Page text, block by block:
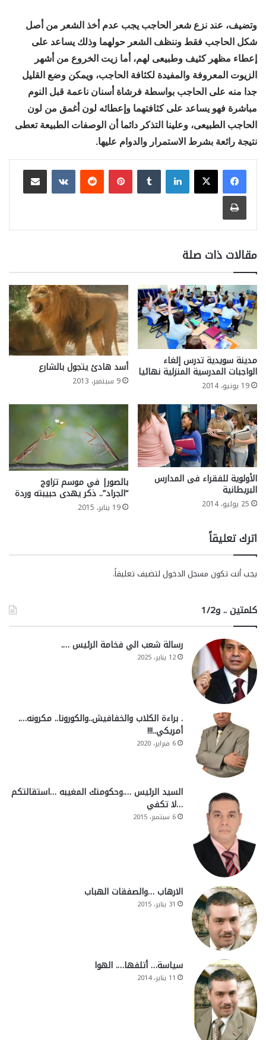
وتضيف، عند نزع شعر الحاجب يجب عدم أخذ الشعر من أصل
شكل الحاجب فقط وننظف الشعر حولهما وذلك يساعد على
إعطاء مظهر كثيف وطبيعى لهم، أما زيت الخروع من أشهر
الزيوت المعروفة والمفيدة لكثافة الحاجب، ويمكن وضع القليل
جدا منه على الحاجب بواسطة فرشاة أسنان ناعمة قبل النوم
مباشرة فهو يساعد على كثافتهما وإعطائه لون أغمق من لون
الحاجب الطبيعى، وعلينا التذكر دائما أن الوصفات الطبيعة تعطى
نتيجة رائعة بشرط الاستمرار والدوام عليها.
لينكدإن بينتيريست
مشاركة عبر البريد
طباعة
مقالات ذات صلة
مدينة سويدية تدرس إلغاء
الواجبات المدرسية المنزلية نهائيا
19 يونيو، 2014
أسد هادئ يتجول بالشارع
9 سبتمبر، 2013
الأولوية للفقراء فى المدارس
البريطانية
25 يوليو، 2014
بالصور| في موسم تزاوج
“الجراد”.. ذكر يهدى حبيبته وردة
19 يناير، 2015
اترك تعليقاً
يجب أنت تكون مسجل الدخول لتضيف تعليقاً.
كلمتين .. و1/2
رسالة شعب الي فخامة الرئيس ….
12 يناير، 2025
. براءة الكلاب والخفافيش..والكورونا.. مكرونه….
أمريكي..!!!
6 فبراير، 2020
السيد الرئيس ….وحكومتك المغيبه …استقالتكم
…لا تكفي
6 سبتمبر، 2015
الارهاب …والصفقات الهباب
31 يناير، 2015
سياسة… أتلفها…. الهوا
11 يناير، 2014